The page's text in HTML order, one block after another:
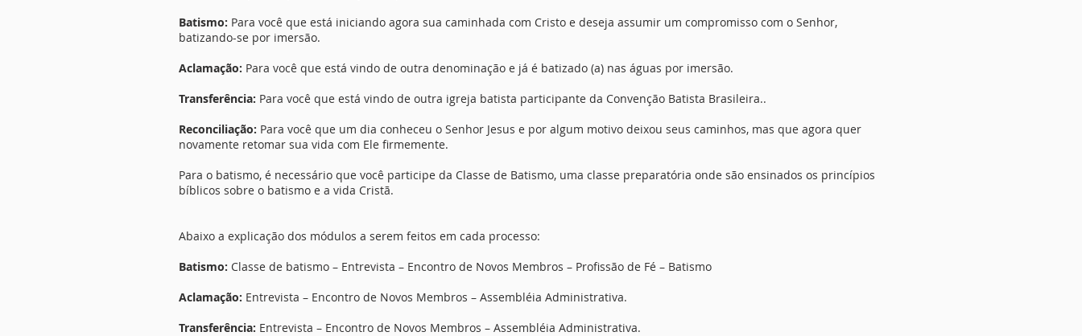
Batismo: Para você que está iniciando agora sua caminhada com Cristo e deseja assumir um compromisso com o Senhor,
batizando-se por imersão.
Aclamação: Para você que está vindo de outra denominação e já é batizado (a) nas águas por imersão.
Transferência: Para você que está vindo de outra igreja batista participante da Convenção Batista Brasileira..
Reconciliação: Para você que um dia conheceu o Senhor Jesus e por algum motivo deixou seus caminhos, mas que agora quer
novamente retomar sua vida com Ele firmemente.
Para o batismo, é necessário que você participe da Classe de Batismo, uma classe preparatória onde são ensinados os princípios
bíblicos sobre o batismo e a vida Cristã.
Abaixo a explicação dos módulos a serem feitos em cada processo:
Batismo: Classe de batismo – Entrevista – Encontro de Novos Membros – Profissão de Fé – Batismo
Aclamação: Entrevista – Encontro de Novos Membros – Assembléia Administrativa.
Transferência: Entrevista – Encontro de Novos Membros – Assembléia Administrativa.